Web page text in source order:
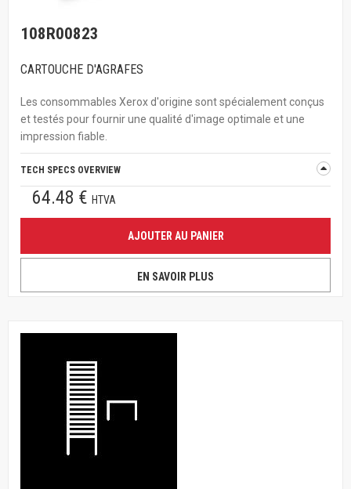
108R00823
CARTOUCHE D'AGRAFES
Les consommables Xerox d'origine sont spécialement conçus
et testés pour fournir une qualité d'image optimale et une
impression fiable.
TECH SPECS OVERVIEW
64.48 € HTVA
AJOUTER AU PANIER
EN SAVOIR PLUS